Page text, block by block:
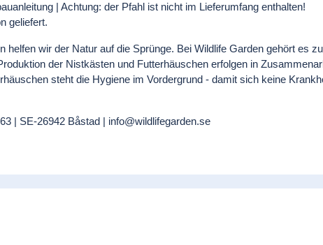
| Achtung: der Pfahl ist nicht im Lieferumfang enthalten!
geliefert.
wir der Natur auf die Sprünge. Bei Wildlife Garden gehört es
der Nistkästen und Futterhäuschen erfolgen in
steht die Hygiene im Vordergrund - damit sich keine
| SE-26942 Båstad | info@wildlifegarden.se